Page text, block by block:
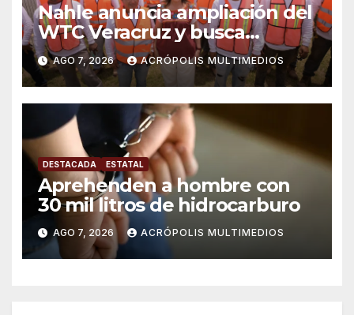
Nahle anuncia ampliación del
WTC Veracruz y busca
solución para ingenio en crisis
AGO 7, 2026 ACRÓPOLIS MULTIMEDIOS
DESTACADA ESTATAL
Aprehenden a hombre con
30 mil litros de hidrocarburo
AGO 7, 2026 ACRÓPOLIS MULTIMEDIOS